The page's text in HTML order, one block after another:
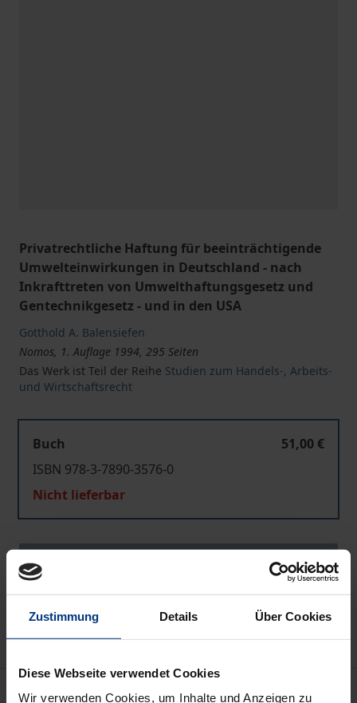
Zustimmung Details Über Cookies
Diese Webseite verwendet Cookies
Wir verwenden Cookies, um Inhalte und Anzeigen zu
Privatrechtliche Haftung für beeinträchtigende
Umwelteinwirkungen in Deutschland - nach
Inkrafttreten von Umwelthaftungsgesetz und
Gentechnikgesetz - und in den USA
Gotthold A. Balensiefen
Nomos, 1. Auflage 1994, 295 Seiten
Das Werk ist Teil der Reihe Studien zum Handels-, Arbeits-
und Wirtschaftsrecht
Buch
51,00 €
ISBN 978-3-7890-3576-0
Nicht lieferbar
Beschreibung